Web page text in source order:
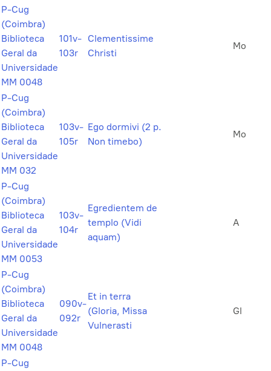
P-Cug
(Coimbra)
Biblioteca
Geral da
Universidade
MM 0048
101v-
103r
Clementissime
Christi
Mo
P-Cug
(Coimbra)
Biblioteca
Geral da
Universidade
MM 032
103v-
105r
Ego dormivi (2 p.
Non timebo)
Mo
P-Cug
(Coimbra)
Biblioteca
Geral da
Universidade
MM 0053
103v-
104r
Egredientem de
templo (Vidi
aquam)
A
P-Cug
(Coimbra)
Biblioteca
Geral da
Universidade
MM 0048
090v-
092r
Et in terra
(Gloria, Missa
Vulnerasti
Gl
P-Cug